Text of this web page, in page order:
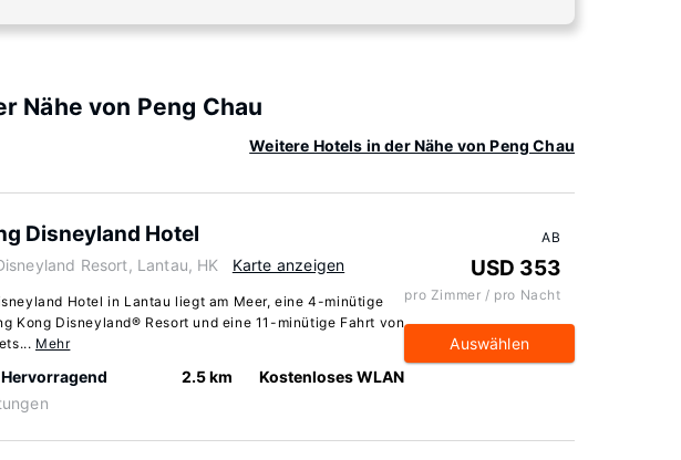
Nähe von Peng Chau
Weitere Hotels in der Nähe von Peng Chau
Disneyland Hotel
Resort, Lantau, HK Karte anzeigen
Hotel in Lantau liegt am Meer, eine 4-minütige
Kong Disneyland® Resort und eine 11-minütige Fahrt von
Mehr
Hervorragend
2.5 km Kostenloses WLAN
AB
USD 353
pro Zimmer / pro Nacht
Auswählen